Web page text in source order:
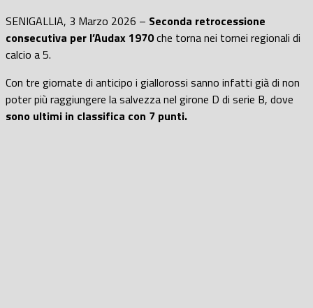
SENIGALLIA, 3 Marzo 2026 – Seconda retrocessione
consecutiva per l’Audax 1970che torna nei tornei regionali di
calcio a 5.
Con tre giornate di anticipo i giallorossi sanno infatti già di non
poter più raggiungere la salvezza nel girone D di serie B, dove
sono ultimi in classifica con 7 punti.